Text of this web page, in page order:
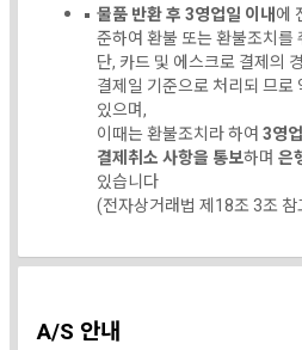
물품 반환 후 3영업일 이내에
준하여 환불 또는 환불조치를
단, 카드 및 에스크로 결제의
결제일 기준으로 처리되 므
있으며,
이때는 환불조치라 하여 3영
결제취소 사항을 통보하며 은
있습니다
(전자상거래법 제18조 3조 참
A/S 안내